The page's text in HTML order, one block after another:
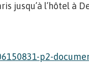
jusqu’à l’hôtel à